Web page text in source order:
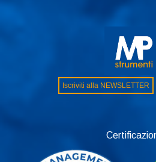
Iscriviti alla NEWSLETTER